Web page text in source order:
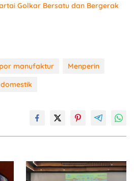
Golkar Bersatu dan Bergerak
manufaktur
Menperin